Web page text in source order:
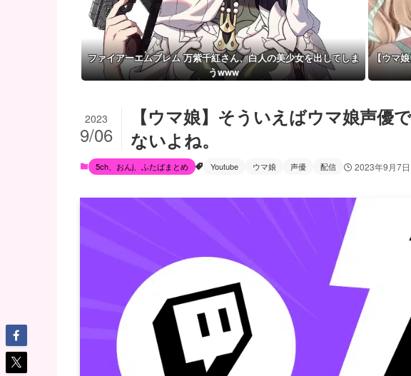
ファイアーエムブレム 万紫千紅さん、白人の美少女を出してしま
うwww
【ウマ
【ウマ娘】そういえばウマ娘声優
ないよね。
2023
9/06
5ch、おんj、ふたばまとめ Youtube ウマ娘 声優 配信 2023年9月7日